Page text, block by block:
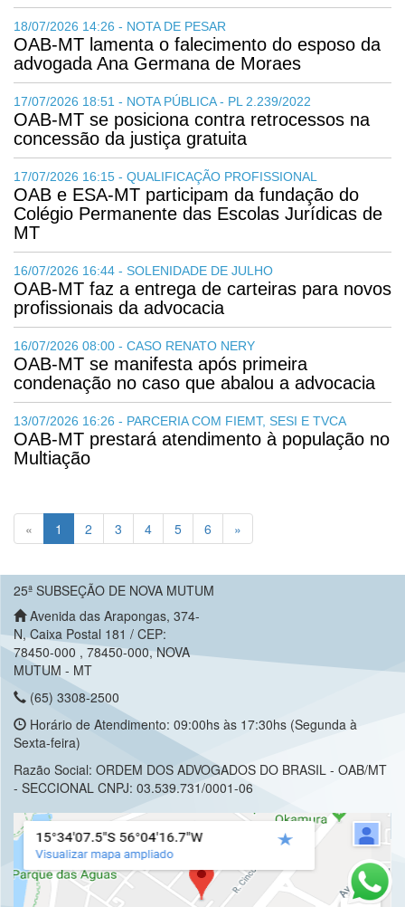
18/07/2026 14:26 - NOTA DE PESAR
OAB-MT lamenta o falecimento do esposo da
advogada Ana Germana de Moraes
17/07/2026 18:51 - NOTA PÚBLICA - PL 2.239/2022
OAB-MT se posiciona contra retrocessos na
concessão da justiça gratuita
17/07/2026 16:15 - QUALIFICAÇÃO PROFISSIONAL
OAB e ESA-MT participam da fundação do
Colégio Permanente das Escolas Jurídicas de
MT
16/07/2026 16:44 - SOLENIDADE DE JULHO
OAB-MT faz a entrega de carteiras para novos
profissionais da advocacia
16/07/2026 08:00 - CASO RENATO NERY
OAB-MT se manifesta após primeira
condenação no caso que abalou a advocacia
13/07/2026 16:26 - PARCERIA COM FIEMT, SESI E TVCA
OAB-MT prestará atendimento à população no
Multiação
« 1 (current)
2 3 4 5 6 »
25ª SUBSEÇÃO DE NOVA MUTUM
Avenida das Arapongas, 374-
N, Caixa Postal 181 / CEP:
78450-000 , 78450-000, NOVA
MUTUM - MT
(65) 3308-2500
Horário de Atendimento: 09:00hs às 17:30hs (Segunda à
Sexta-feira)
Razão Social: ORDEM DOS ADVOGADOS DO BRASIL - OAB/MT
- SECCIONAL CNPJ: 03.539.731/0001-06